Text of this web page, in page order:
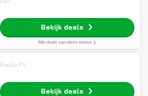
Bekijk deals
Alle deals van deze winkel
HelloTV
Bekijk deals